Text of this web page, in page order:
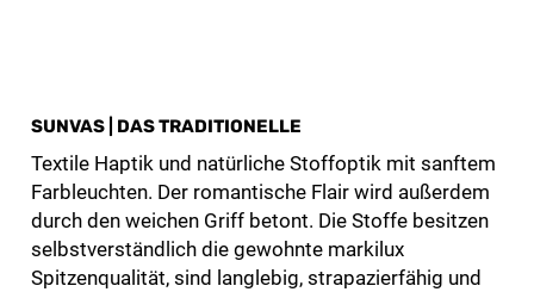
SUNVAS | DAS TRADITIONELLE
Textile Haptik und natürliche Stoffoptik mit sanftem
Farbleuchten. Der romantische Flair wird außerdem
durch den weichen Griff betont. Die Stoffe besitzen
selbstverständlich die gewohnte markilux
Spitzenqualität, sind langlebig, strapazierfähig und